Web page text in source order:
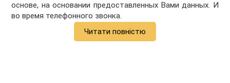
основе, на основании предоставленных Вами данных. И
во время телефонного звонка.
Читати повністю